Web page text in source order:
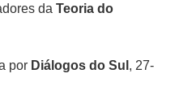
daTeoria do
por Diálogos do Sul , 27-